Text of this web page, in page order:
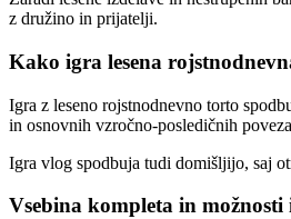
z družino in prijatelji.
Kako igra lesena
Igra z leseno rojstnodnevno torto
in osnovnih vzročno-posledičnih
Igra vlog spodbuja tudi domišljijo, saj
Vsebina kompleta in možnosti